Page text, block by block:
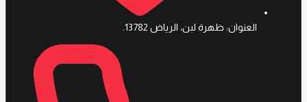
العنوان: ظهرة لبن، الرياض 13782.